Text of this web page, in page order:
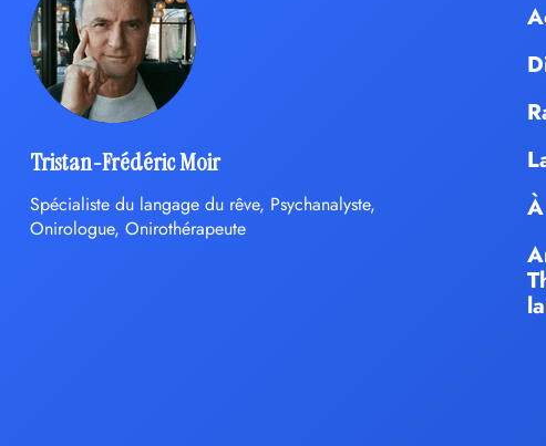
Tristan-Frédéric Moir
Spécialiste du langage du rêve, Psychanalyste,
Onirologue, Onirothérapeute